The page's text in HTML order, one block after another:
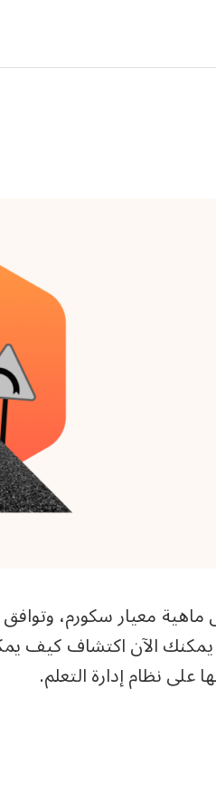
معيار سكورم،
يمكنك الآن اكتشاف
على نظام إدارة التعلم.